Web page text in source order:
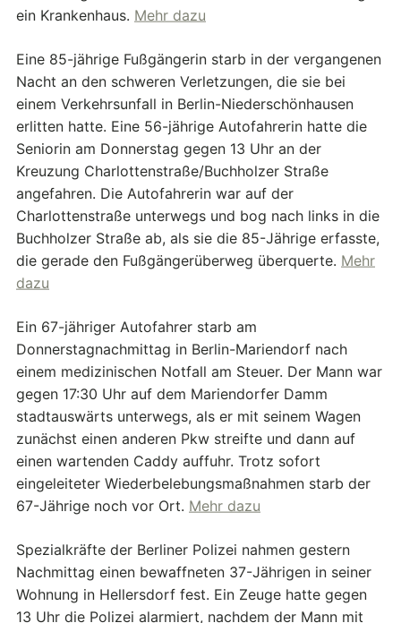
ein Krankenhaus. Mehr dazu
Eine 85-jährige Fußgängerin starb in der vergangenen
Nacht an den schweren Verletzungen, die sie bei
einem Verkehrsunfall in Berlin-Niederschönhausen
erlitten hatte. Eine 56-jährige Autofahrerin hatte die
Seniorin am Donnerstag gegen 13 Uhr an der
Kreuzung Charlottenstraße/Buchholzer Straße
angefahren. Die Autofahrerin war auf der
Charlottenstraße unterwegs und bog nach links in die
Buchholzer Straße ab, als sie die 85-Jährige erfasste,
die gerade den Fußgängerüberweg überquerte. Mehr
dazu
Ein 67-jähriger Autofahrer starb am
Donnerstagnachmittag in Berlin-Mariendorf nach
einem medizinischen Notfall am Steuer. Der Mann war
gegen 17:30 Uhr auf dem Mariendorfer Damm
stadtauswärts unterwegs, als er mit seinem Wagen
zunächst einen anderen Pkw streifte und dann auf
einen wartenden Caddy auffuhr. Trotz sofort
eingeleiteter Wiederbelebungsmaßnahmen starb der
67-Jährige noch vor Ort. Mehr dazu
Spezialkräfte der Berliner Polizei nahmen gestern
Nachmittag einen bewaffneten 37-Jährigen in seiner
Wohnung in Hellersdorf fest. Ein Zeuge hatte gegen
13 Uhr die Polizei alarmiert, nachdem der Mann mit